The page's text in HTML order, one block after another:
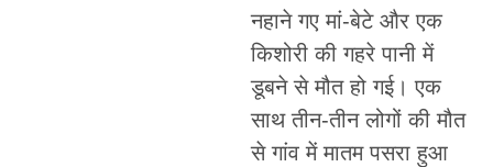
नहाने गए मां-बेटे और एक
किशोरी की गहरे पानी में
डूबने से मौत हो गई। एक
साथ तीन-तीन लोगों की मौत
से गांव में मातम पसरा हुआ